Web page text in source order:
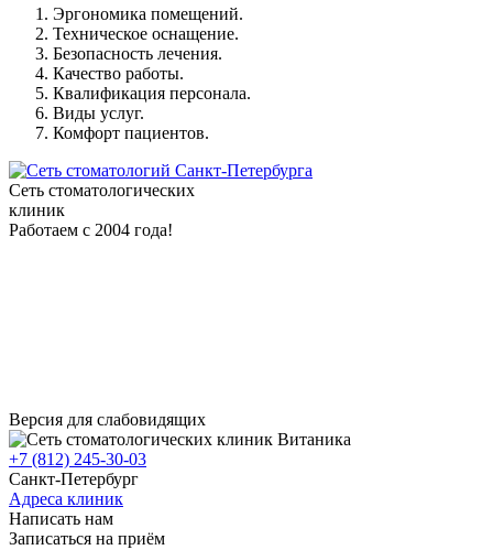
Эргономика помещений.
Техническое оснащение.
Безопасность лечения.
Качество работы.
Квалификация персонала.
Виды услуг.
Комфорт пациентов.
Сеть стоматологических
клиник
Работаем с 2004 года!
Версия для слабовидящих
+7 (812) 245-30-03
Санкт-Петербург
Адреса клиник
Написать нам
Записаться на приём